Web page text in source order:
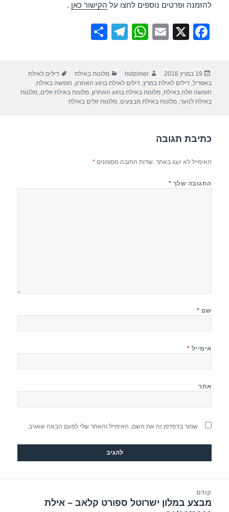
להזמנה ופרטים נוספים לחצו על הקישור כאן .
F
e
b
k
X
E
W
s
A
T
gr
a
e
פורסם
בתאריך
19 במרץ 2016 מחבר
hotzimer קטגוריות
מלונות באילת תגיות
דילים לאילת
באפריל,דילים לאילת במרץ,דילים לאילת ברגע האחרון, חופשה באילת,
חופשה זולה באילת,מלונות באילת ברגע האחרון,מלונות באילת זולים,מלונות
באילת לנוער,מלונות באילת מבצעים,מלונות זולים באילת
כתיבת תגובה
האימייל לא יוצג באתר. שדות החובה מסומנים*
התגובה שלך *
שם *
אימייל *
אתר
שמור בדפדפן זה את השם, האימייל והאתר שלי לפעם הבאה שאגיב.
קודם
הפוסט
מבצע במלון ישרוטל ספורט קלאב – אילת